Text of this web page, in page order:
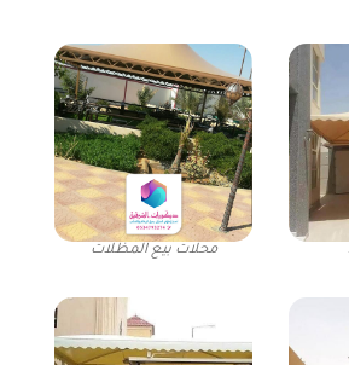
محلات بيع المظلات